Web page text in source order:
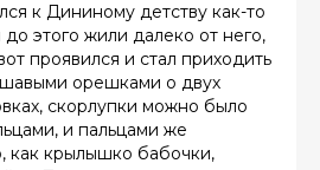
к Дининому детству как-то
этого жили далеко от него,
проявился и стал приходить
орешками о двух
скорлупки можно было
и пальцами же
как крылышко бабочки,